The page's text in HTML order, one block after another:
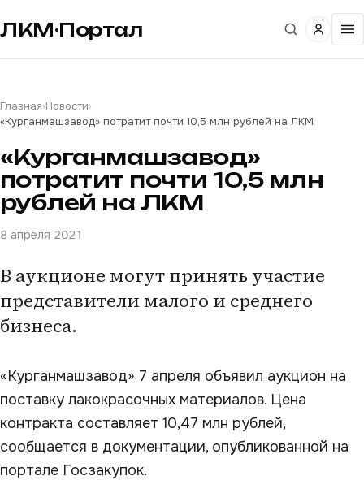
ЛКМ·Портал
Главная›Новости›
«Курганмашзавод» потратит почти 10,5 млн рублей на ЛКМ
«Курганмашзавод»
потратит почти 10,5 млн
рублей на ЛКМ
8 апреля 2021
В аукционе могут принять участие
представители малого и среднего
бизнеса.
«Курганмашзавод» 7 апреля объявил аукцион на
поставку лакокрасочных материалов. Цена
контракта составляет 10,47 млн рублей,
сообщается в документации, опубликованной на
портале Госзакупок.